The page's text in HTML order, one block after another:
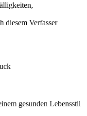
diesem Verfasser
gesunden Lebensstil